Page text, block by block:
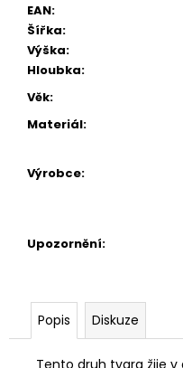
EAN:
Šířka:
Výška:
Hloubka:
Věk:
Materiál:
Výrobce:
Upozornění:
Popis Diskuze
Tento druh tygra žije v
e
m
e
SENTOSPHERE
SLIME
TOVÁRNA
NA
606
Kč